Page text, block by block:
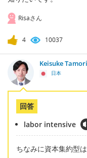
Risaさん
4 10037
Keisuke Tamori
日本
回答
labor intensive
ちなみに資本集約型